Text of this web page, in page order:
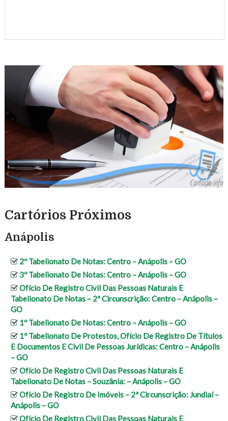
Cartórios Próximos
Anápolis
2º Tabelionato De Notas: Centro – Anápolis – GO
3º Tabelionato De Notas: Centro – Anápolis – GO
Ofício De Registro Civil Das Pessoas Naturais E
Tabelionato De Notas – 2ª Circunscrição: Centro – Anápolis –
GO
1º Tabelionato De Notas: Centro – Anápolis – GO
1º Tabelionato De Protestos, Ofício De Registro De Títulos
E Documentos E Civil De Pessoas Jurídicas: Centro – Anápolis
– GO
Ofício De Registro Civil Das Pessoas Naturais E
Tabelionato De Notas – Souzânia: – Anápolis – GO
Ofício De Registro De Imóveis – 2ª Circunscrição: Jundiaí –
Anápolis – GO
Ofício De Registro Civil Das Pessoas Naturais E